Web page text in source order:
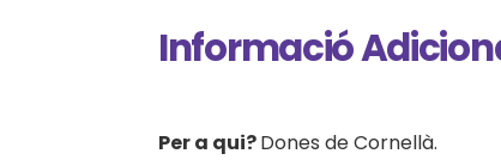
Informació
Per a qui?Dones de Cornellà.